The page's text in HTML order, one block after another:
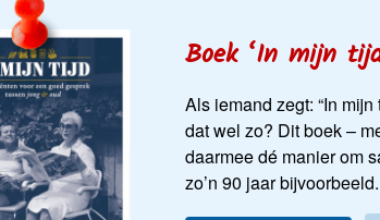
Boek ‘In mijn
Als iemand zegt: “In
dat wel zo? Dit boek –
daarmee dé manier om
zo’n 90 jaar bijvoorbeeld.